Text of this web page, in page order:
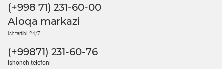
(+998 71) 231-60-00
Aloqa markazi
Ish tartibi: 24/7
(+99871) 231-60-76
Ishonch telefoni